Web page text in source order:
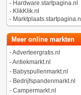
- Hardware.startpagina.nl
- KlikKlik.nl
- Marktplaats.startpagina.nl
Meer online markten
-Adverteergratis.nl
-Antiekmarkt.nl
- Babyspullenmarkt.nl
- Bedrijfspandenmarkt.nl
- Campermarkt.nl